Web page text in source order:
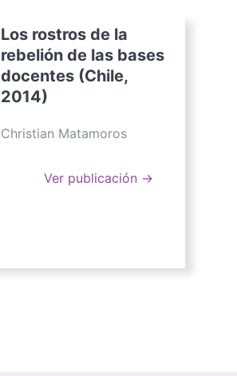
Los rostros de la
rebelión de las bases
docentes (Chile,
2014)
Christian Matamoros
Ver publicación →